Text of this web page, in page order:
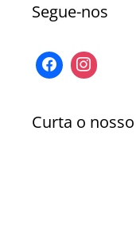
Segue-nos
Curta o